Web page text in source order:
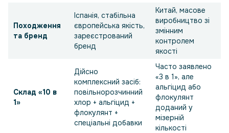
Походження
та бренд
Іспанія, стабільна
європейська якість,
зареєстрований
бренд
Китай, масове
виробництво зі
змінним
контролем
якості
Склад «10 в
1»
Дійсно
комплексний засіб:
повільнорозчинний
хлор + альгіцид +
флокулянт +
спеціальні добавки
Часто заявлено
«3 в 1», але
альгіцид або
флокулянт
доданий у
мізерній
кількості